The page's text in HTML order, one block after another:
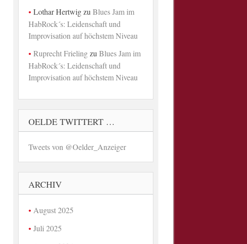
Lothar Hertwigzu Blues Jam im
HabRock´s: Leidenschaft und
Improvisation auf höchstem Niveau
Ruprecht Frielingzu Blues Jam im
HabRock´s: Leidenschaft und
Improvisation auf höchstem Niveau
OELDE TWITTERT …
Tweets von @Oelder_Anzeiger
ARCHIV
August 2025
Juli 2025